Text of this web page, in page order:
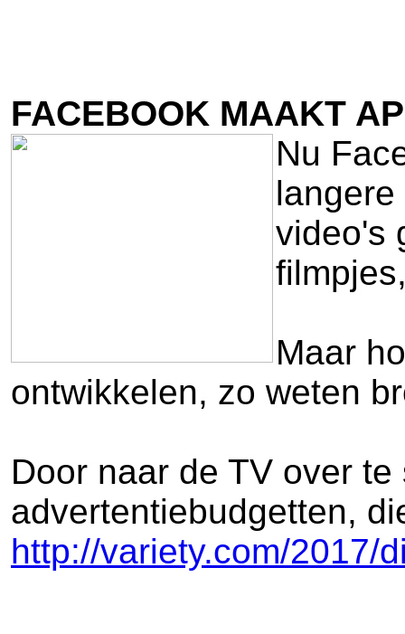
FACEBOOK MAAKT
Nu
video's
Maar
ontwikkelen, zo weten
Door naar de TV over
advertentiebudgetten,
http://variety.com/2017/